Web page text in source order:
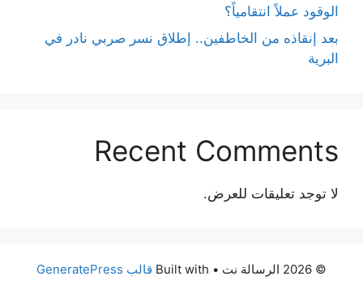
الوقود عملاً انتقامياً؟
بعد إنقاذه من الخاطفين.. إطلاق نسر صربي نادر في
البرية
Recent Comments
لا توجد تعليقات للعرض.
© 2026 الرسالة نت • Built with قالب GeneratePress